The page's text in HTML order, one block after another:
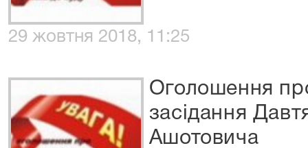
29 жовтня 2018, 11:25
Оголошення
засідання
Ашотовича